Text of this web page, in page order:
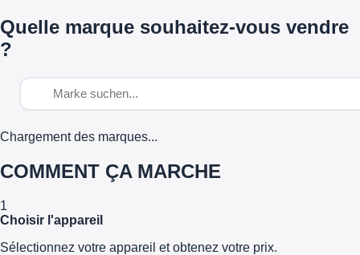
Quelle marque souhaitez-vous vendre
?
Chargement des marques...
COMMENT ÇA MARCHE
1
Choisir l'appareil
Sélectionnez votre appareil et obtenez votre prix.